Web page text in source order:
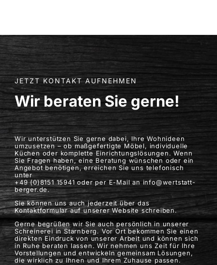
JETZT KONTAKT AUFNEHMEN
Wir beraten Sie gerne!
Wir unterstützen Sie gerne dabei, Ihre Wohnideen
umzusetzen – ob maßgefertigte Möbel, individuelle
Küchen oder komplette Einrichtungslösungen. Wenn
Sie Fragen haben, eine Beratung wünschen oder ein
Angebot benötigen, erreichen Sie uns telefonisch
unter
+49 (0)8151 15941 oder per E-Mail an info@wertstatt-
berger.de.
Sie können uns auch jederzeit über das
Kontaktformular auf unserer Website schreiben.
Gerne begrüßen wir Sie auch persönlich in unserer
Schreinerei in Starnberg. Vor Ort bekommen Sie einen
direkten Eindruck von unserer Arbeit und können sich
in Ruhe beraten lassen. Wir nehmen uns Zeit für Ihre
Vorstellungen und entwickeln gemeinsam Lösungen,
die wirklich zu Ihnen und Ihrem Zuhause passen.